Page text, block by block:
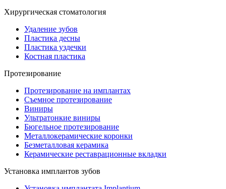
Хирургическая стоматология
Удаление зубов
Пластика десны
Пластика уздечки
Костная пластика
Протезирование
Протезирование на имплантах
Съемное протезирование
Виниры
Ультратонкие виниры
Бюгельное протезирование
Металлокерамические коронки
Безметалловая керамика
Керамические реставрационные вкладки
Установка имплантов зубов